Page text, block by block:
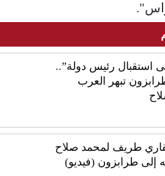
استقبال رئيس دولة”..
تبهر العرب
طريف لمحمد صلاح
إلى طرابزون (فيديو)